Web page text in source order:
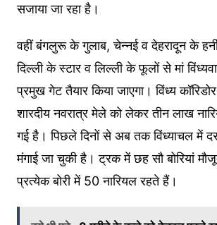
सजाया जा रहा है।
वहीं बंगलुरू के गुलाब, चेन्नई व देहरादून के
दिल्ली के स्टार व लिल्ली के फूलों से मां
प्रमुख गेट तैयार किया जाएगा। विंध्य
शारदीय नवरात्र मेले को लेकर तीन लाख
गई है। पिछले दिनों से अब तक विंध्याचल में
मंगाई जा चुकी है। ट्रक में छह सौ बोरियां
प्रत्येक बोरी में 50 नारियल रहते हैं।